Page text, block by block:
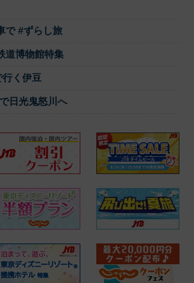
で #ずらし旅
道博物館特集
く伊豆
日光鬼怒川へ